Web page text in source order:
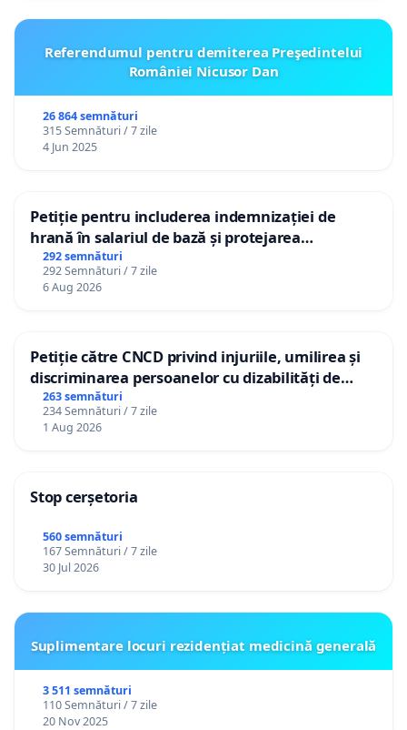
Referendumul pentru demiterea Preşedintelui
României Nicusor Dan
26 864 semnături
315 Semnături / 7 zile
4 Jun 2025
Petiție pentru includerea indemnizației de
hrană în salariul de bază și protejarea
gradațiilor de vechime pentru asistenții
personali
292 semnături
292 Semnături / 7 zile
6 Aug 2026
Petiție către CNCD privind injuriile, umilirea și
discriminarea persoanelor cu dizabilități de
către utilizatorul TikTok „Gorici”
263 semnături
234 Semnături / 7 zile
1 Aug 2026
Stop cerșetoria
560 semnături
167 Semnături / 7 zile
30 Jul 2026
Suplimentare locuri rezidențiat medicină generală
3 511 semnături
110 Semnături / 7 zile
20 Nov 2025